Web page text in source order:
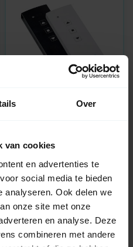
Over
van cookies
en advertenties te
social media te bieden
analyseren. Ook delen we
onze site met onze
en analyse. Deze
combineren met andere
ELDAT
Op voorraad
63,95